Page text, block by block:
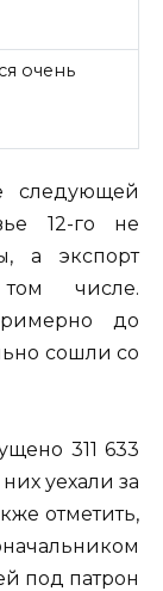
очень
следующей
12-го не
а экспорт
числе.
до
сошли со
311 633
уехали за
отметить,
под патрон